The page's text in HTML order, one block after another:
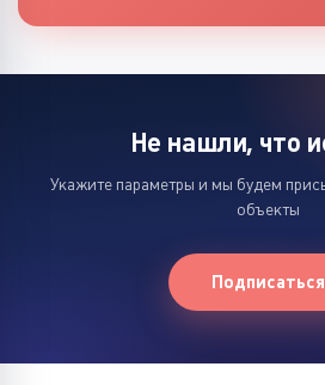
Не нашли, что
Укажите параметры и мы будем
объекты
Подписаться